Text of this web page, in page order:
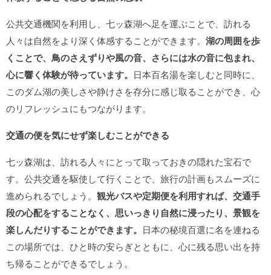
公共交通機関を利用し、七ッ森湖へ足を運ぶことで、訪れる
人々は自然をより深く体感することができます。 湖の周囲を歩
くことで、鳥のさえずりや風の音、さらには水の音に包まれ、
心に響く体験が待っています。 日本百名湯を楽しむと同時に、
このダム湖の美しさや静けさを存分に感じ取ることができ、心
のリフレッシュにもつながります。
交通の便を気にせず楽しむことができる
七ッ森湖は、訪れる人々にとって取っておきの隠れた宝石で
す。公共交通を駆使して行くことで、旅行の計画もスムーズに
進められるでしょう。 観光バスや定期便を利用すれば、交通手
段の心配をすることなく、思いっきり自然に浸ったり、景観を
楽しんだりすることができます。 日本の秘境百選に名を連ねる
この場所では、ひと時の安らぎとともに、心に残る思い出を持
ち帰ることができるでしょう。